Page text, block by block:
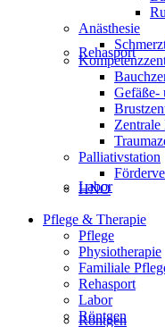
Rehasport
Labor
Röntgen
Anästhesie
Gefäße-
Palliativstation
HNO
Pflege & Therapie
Pflege
Physiotherapie
Familiale
Rehasport
Labor
Röntgen